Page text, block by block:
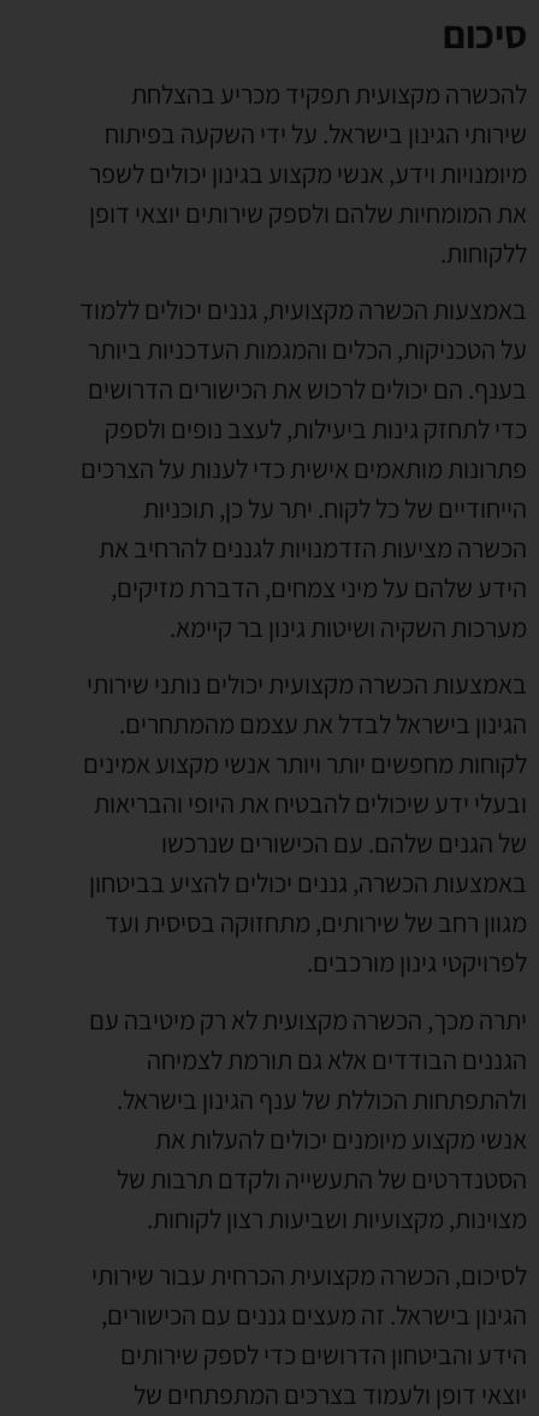
סיכום
להכשרה מקצועית תפקיד מכריע בהצלחת
שירותי הגינון בישראל. על ידי השקעה בפיתוח
מיומנויות וידע, אנשי מקצוע בגינון יכולים לשפר
את המומחיות שלהם ולספק שירותים יוצאי דופן
ללקוחות.
באמצעות הכשרה מקצועית, גננים יכולים ללמוד
על הטכניקות, הכלים והמגמות העדכניות ביותר
בענף. הם יכולים לרכוש את הכישורים הדרושים
כדי לתחזק גינות ביעילות, לעצב נופים ולספק
פתרונות מותאמים אישית כדי לענות על הצרכים
הייחודיים של כל לקוח. יתר על כן, תוכניות
הכשרה מציעות הזדמנויות לגננים להרחיב את
הידע שלהם על מיני צמחים, הדברת מזיקים,
מערכות השקיה ושיטות גינון בר קיימא.
באמצעות הכשרה מקצועית יכולים נותני שירותי
הגינון בישראל לבדל את עצמם מהמתחרים.
לקוחות מחפשים יותר ויותר אנשי מקצוע אמינים
ובעלי ידע שיכולים להבטיח את היופי והבריאות
של הגנים שלהם. עם הכישורים שנרכשו
באמצעות הכשרה, גננים יכולים להציע בביטחון
מגוון רחב של שירותים, מתחזוקה בסיסית ועד
לפרויקטי גינון מורכבים.
יתרה מכך, הכשרה מקצועית לא רק מיטיבה עם
הגננים הבודדים אלא גם תורמת לצמיחה
ולהתפתחות הכוללת של ענף הגינון בישראל.
אנשי מקצוע מיומנים יכולים להעלות את
הסטנדרטים של התעשייה ולקדם תרבות של
מצוינות, מקצועיות ושביעות רצון לקוחות.
לסיכום, הכשרה מקצועית הכרחית עבור שירותי
הגינון בישראל. זה מעצים גננים עם הכישורים,
הידע והביטחון הדרושים כדי לספק שירותים
יוצאי דופן ולעמוד בצרכים המתפתחים של